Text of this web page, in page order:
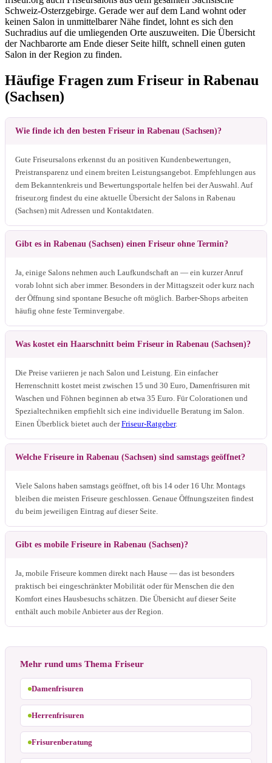
Schweiz-Osterzgebirge. Gerade wer auf dem Land wohnt oder
keinen Salon in unmittelbarer Nähe findet, lohnt es sich den
Suchradius auf die umliegenden Orte auszuweiten. Die Übersicht
der Nachbarorte am Ende dieser Seite hilft, schnell einen guten
Salon in der Region zu finden.
Häufige Fragen zum Friseur in Rabenau
(Sachsen)
Wie finde ich den besten Friseur in Rabenau (Sachsen)?
Gute Friseursalons erkennst du an positiven Kundenbewertungen,
Preistransparenz und einem breiten Leistungsangebot. Empfehlungen aus
dem Bekanntenkreis und Bewertungsportale helfen bei der Auswahl. Auf
friseur.org findest du eine aktuelle Übersicht der Salons in Rabenau
(Sachsen) mit Adressen und Kontaktdaten.
Gibt es in Rabenau (Sachsen) einen Friseur ohne Termin?
Ja, einige Salons nehmen auch Laufkundschaft an — ein kurzer Anruf
vorab lohnt sich aber immer. Besonders in der Mittagszeit oder kurz nach
der Öffnung sind spontane Besuche oft möglich. Barber-Shops arbeiten
häufig ohne feste Terminvergabe.
Was kostet ein Haarschnitt beim Friseur in Rabenau (Sachsen)?
Die Preise variieren je nach Salon und Leistung. Ein einfacher
Herrenschnitt kostet meist zwischen 15 und 30 Euro, Damenfrisuren mit
Waschen und Föhnen beginnen ab etwa 35 Euro. Für Colorationen und
Spezialtechniken empfiehlt sich eine individuelle Beratung im Salon.
Einen Überblick bietet auch derFriseur-Ratgeber.
Welche Friseure in Rabenau (Sachsen) sind samstags geöffnet?
Viele Salons haben samstags geöffnet, oft bis 14 oder 16 Uhr. Montags
bleiben die meisten Friseure geschlossen. Genaue Öffnungszeiten findest
du beim jeweiligen Eintrag auf dieser Seite.
Gibt es mobile Friseure in Rabenau (Sachsen)?
Ja, mobile Friseure kommen direkt nach Hause — das ist besonders
praktisch bei eingeschränkter Mobilität oder für Menschen die den
Komfort eines Hausbesuchs schätzen. Die Übersicht auf dieser Seite
enthält auch mobile Anbieter aus der Region.
Mehr rund ums Thema Friseur
Damenfrisuren
Herrenfrisuren
Frisurenberatung